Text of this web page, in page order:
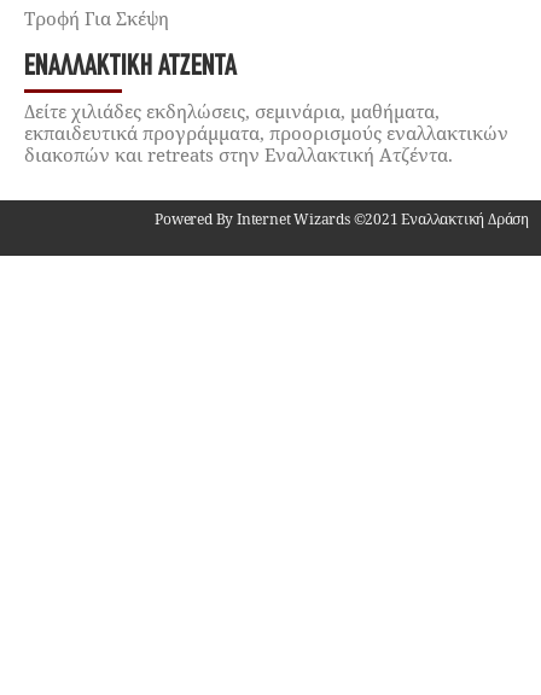
Τροφή Για Σκέψη
ΕΝΑΛΛΑΚΤΙΚΉ ΑΤΖΈΝΤΑ
Δείτε χιλιάδες εκδηλώσεις, σεμινάρια, μαθήματα,
εκπαιδευτικά προγράμματα, προορισμούς εναλλακτικών
διακοπών και retreats στην Εναλλακτική Ατζέντα.
Powered By Internet Wizards ©2021 Εναλλακτική Δράση